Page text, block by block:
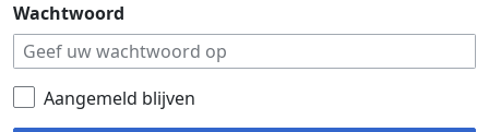
Wachtwoord
Aangemeld blijven